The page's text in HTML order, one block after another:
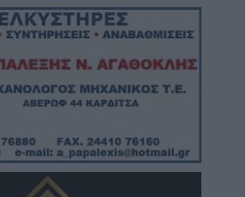
η κηδεία της
Το πλήρες πρόγραμμα
γύρου - Στο γήπεδο
το Αναγέννηση - Άρης